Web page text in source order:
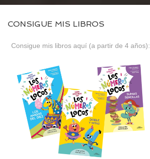
CONSIGUE MIS LIBROS
Consigue mis libros aquí (a partir de 4 años):